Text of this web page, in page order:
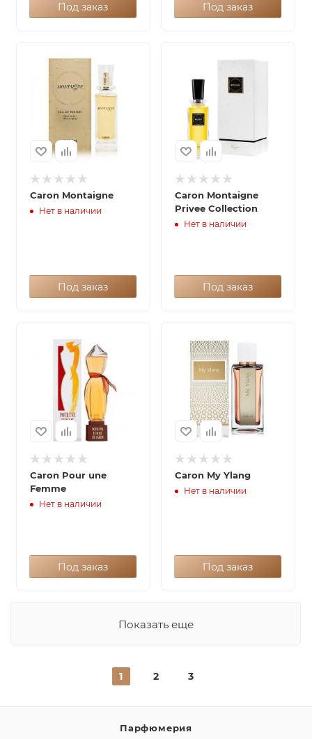
Под заказ Под заказ
Caron Montaigne
Нет в наличии
Под заказ
Caron Montaigne
Privee Collection
Нет в наличии
Под заказ
Caron Pour une
Femme
Нет в наличии
Под заказ
Caron My Ylang
Нет в наличии
Под заказ
Показать еще
1 2 3
Парфюмерия